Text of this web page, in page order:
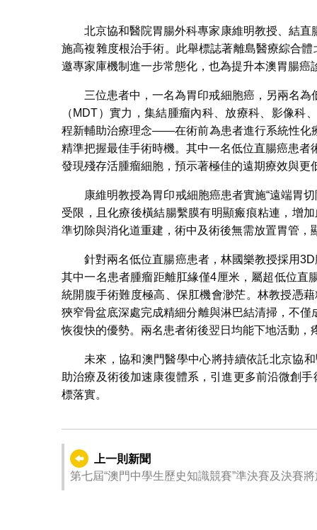
北京協和醫院胃腸外科專家康維明教授、結
施高複雜度根治手術。此舉標誌著離島醫療綜合
邀專家庫機制進一步常態化，也為提升本澳胃腸癌
三位患者中，一名為胃印戒細胞癌，另兩名
（MDT）實力，集結腫瘤內科、放療科、影像
程新輔助治療理念——在術前為患者進行系統性化
精準把握最佳手術時機。其中一名低位直腸癌患
發現殘存活腫瘤細胞，預示著極佳的遠期療效與更
康維明教授為胃印戒細胞癌患者實施“遠端胃
受限，且化療後橫結腸繫膜有明顯瘢痕粘連，增
準切除與消化道重建，術中及術後無需放置胃管，
針對兩名低位直腸癌患者，林國樂教授採用
其中一名患者腫瘤距離肛緣僅4厘米，屬超低位直
統開腹手術難度極高、保肛機會渺茫。林教授憑
狹窄骨盆底深處完成精細分離與淋巴結清掃，不
恢復快的優勢。兩名患者術後翌日均能下地活動，
未來，協和澳門醫學中心將持續依託北京協
助治療及術後加速康復體系，引進更多前沿微創
標落實。
上一則新聞
第七屆“澳門中學生歷史知識競賽”準決賽及決賽